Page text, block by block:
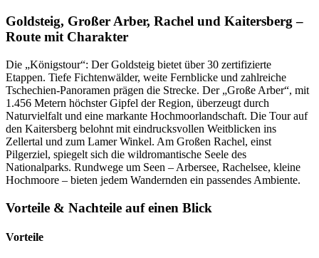
Goldsteig, Großer Arber, Rachel und Kaitersberg –
Route mit Charakter
Die „Königstour“: Der Goldsteig bietet über 30 zertifizierte
Etappen. Tiefe Fichtenwälder, weite Fernblicke und zahlreiche
Tschechien-Panoramen prägen die Strecke. Der „Große Arber“, mit
1.456 Metern höchster Gipfel der Region, überzeugt durch
Naturvielfalt und eine markante Hochmoorlandschaft. Die Tour auf
den Kaitersberg belohnt mit eindrucksvollen Weitblicken ins
Zellertal und zum Lamer Winkel. Am Großen Rachel, einst
Pilgerziel, spiegelt sich die wildromantische Seele des
Nationalparks. Rundwege um Seen – Arbersee, Rachelsee, kleine
Hochmoore – bieten jedem Wandernden ein passendes Ambiente.
Vorteile & Nachteile auf einen Blick
Vorteile